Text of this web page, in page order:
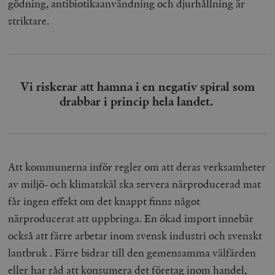
gödning, antibiotikaanvändning och djurhållning är
striktare.
Vi riskerar att hamna i en negativ spiral som
drabbar i princip hela landet.
Att kommunerna inför regler om att deras verksamheter
av miljö- och klimatskäl ska servera närproducerad mat
får ingen effekt om det knappt finns något
närproducerat att uppbringa. En ökad import innebär
också att färre arbetar inom svensk industri och svenskt
lantbruk . Färre bidrar till den gemensamma välfärden
eller har råd att konsumera det företag inom handel,
Inc.
__cf_bm
Cloudflare
Inc.
.myfonts.net